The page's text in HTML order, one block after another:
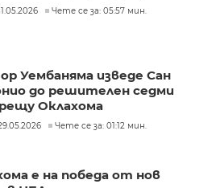
Чете се за: 05:57 мин.
Уембаняма изведе Сан
до решителен седми
Оклахома
Чете се за: 01:12 мин.
е на победа от нов